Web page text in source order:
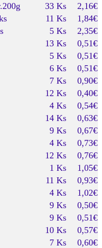
33 Ks
2,16€
11 Ks
1,84€
5 Ks
2,35€
13 Ks
0,51€
5 Ks
0,51€
6 Ks
0,51€
7 Ks
0,90€
12 Ks
0,40€
4 Ks
0,54€
14 Ks
0,63€
9 Ks
0,67€
4 Ks
0,73€
12 Ks
0,76€
1 Ks
1,05€
11 Ks
0,93€
4 Ks
1,02€
9 Ks
0,50€
9 Ks
0,51€
10 Ks
0,57€
7 Ks
0,60€